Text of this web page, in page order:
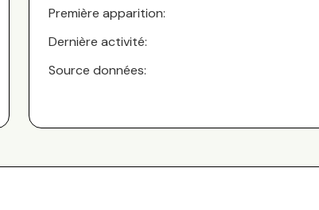
Première apparition:
Dernière activité:
Source données: